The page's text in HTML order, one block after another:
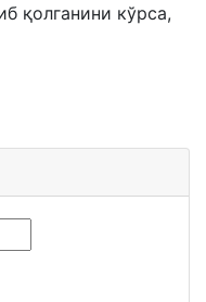
қолганини кўрса,